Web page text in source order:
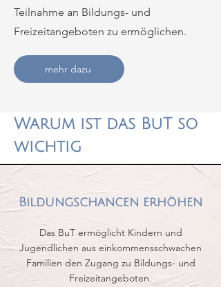
Teilnahme an Bildungs- und
Freizeitangeboten zu ermöglichen.
mehr dazu
Warum ist das BuT so
wichtig
Bildungschancen erhöhen
Das BuT ermöglicht Kindern und
Jugendlichen aus einkommensschwachen
Familien den Zugang zu Bildungs- und
Freizeitangeboten.